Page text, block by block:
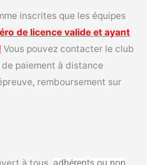
inscrites que les équipes
de licence valide et ayant
Vous pouvez contacter le club
paiement à distance
remboursement sur
à tous,